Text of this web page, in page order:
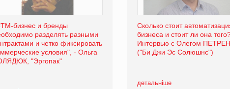
бизнес и бренды
разделять разными
и четко фиксировать
условия", - Ольга
"Эргопак"
Сколько стоит
бизнеса и стоит ли она
Интервью с Олегом
("Би Джи Эс Солюшнс")
детальніше